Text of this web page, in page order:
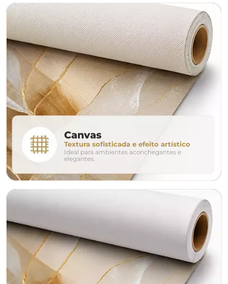
largura aproximada
160cm 200cm
280cm 320cm
conjunto
avulso duo
o tamanho ideal para o seu ambiente é
Canvas
Textura sofisticada e efeito artístico
Ideal para ambientes aconchegantes e
elegantes.